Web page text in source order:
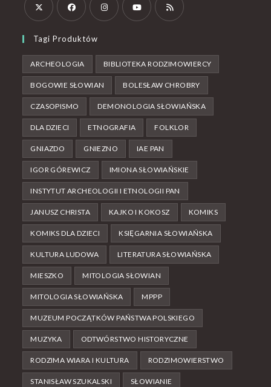
Tagi Produktów
ARCHEOLOGIA BIBLIOTEKA RODZIMOWIERCY
BOGOWIE SŁOWIAN BOLESŁAW CHROBRY
CZASOPISMO DEMONOLOGIA SŁOWIAŃSKA
DLA DZIECI ETNOGRAFIA FOLKLOR
GNIAZDO GNIEZNO IAE PAN
IGOR GÓREWICZ IMIONA SŁOWIAŃSKIE
INSTYTUT ARCHEOLOGII I ETNOLOGII PAN
JANUSZ CHRISTA KAJKO I KOKOSZ KOMIKS
KOMIKS DLA DZIECI KSIĘGARNIA SŁOWIAŃSKA
KULTURA LUDOWA LITERATURA SŁOWIAŃSKA
MIESZKO MITOLOGIA SŁOWIAN
MITOLOGIA SŁOWIAŃSKA MPPP
MUZEUM POCZĄTKÓW PAŃSTWA POLSKIEGO
MUZYKA ODTWÓRSTWO HISTORYCZNE
RODZIMA WIARA I KULTURA RODZIMOWIERSTWO
STANISŁAW SZUKALSKI SŁOWIANIE